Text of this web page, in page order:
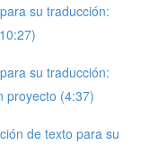
su traducción:
su traducción:
proyecto (4:37)
de texto para su